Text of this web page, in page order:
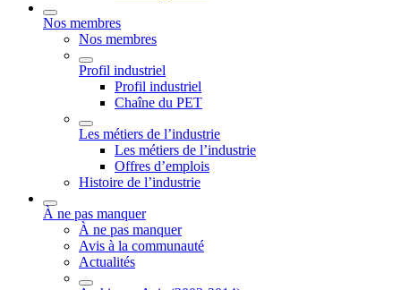
Nos membres
Nos membres
Profil industriel
Profil industriel
Chaîne du PET
Les métiers de l’industrie
Les métiers de l’industrie
Offres d’emplois
Histoire de l’industrie
À ne pas manquer
À ne pas manquer
Avis à la communauté
Actualités